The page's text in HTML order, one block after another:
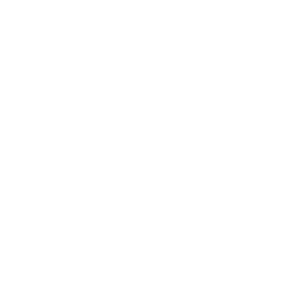
Pub mit einer großen Auswahl an
eine Apotheke. Sie können immer noch
darauf, dass dies ein "richtiger"
bedient werden, die Barkeeper ihr Bier
Bierspezialitäten wie belgisches